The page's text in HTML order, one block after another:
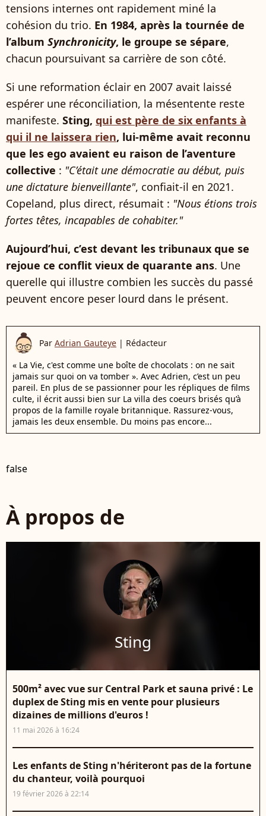
tensions internes ont rapidement miné la
cohésion du trio. En 1984, après la tournée de
l’album Synchronicity, le groupe se sépare,
chacun poursuivant sa carrière de son côté.
Si une reformation éclair en 2007 avait laissé
espérer une réconciliation, la mésentente reste
manifeste. Sting, qui est père de six enfants à
qui il ne laissera rien, lui-même avait reconnu
que les ego avaient eu raison de l’aventure
collective : "C’était une démocratie au début, puis
une dictature bienveillante", confiait-il en 2021.
Copeland, plus direct, résumait : "Nous étions trois
fortes têtes, incapables de cohabiter."
Aujourd’hui, c’est devant les tribunaux que se
rejoue ce conflit vieux de quarante ans. Une
querelle qui illustre combien les succès du passé
peuvent encore peser lourd dans le présent.
Par Adrian Gauteye | Rédacteur
« La Vie, c'est comme une boîte de chocolats : on ne sait
jamais sur quoi on va tomber ». Avec Adrien, c’est un peu
pareil. En plus de se passionner pour les répliques de films
culte, il écrit aussi bien sur La villa des coeurs brisés qu’à
propos de la famille royale britannique. Rassurez-vous,
jamais les deux ensemble. Du moins pas encore...
false
À propos de
Sting
500m² avec vue sur Central Park et sauna privé : Le
duplex de Sting mis en vente pour plusieurs
dizaines de millions d'euros !
11 mai 2026 à 16:24
Les enfants de Sting n'hériteront pas de la fortune
du chanteur, voilà pourquoi
19 février 2026 à 22:14